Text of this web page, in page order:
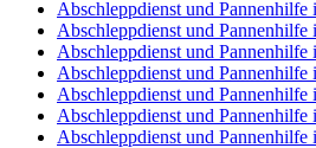
Abschleppdienst und
Abschleppdienst und Pannenhilfe
Abschleppdienst und Pannenhilfe
Abschleppdienst und Pannenhilfe
Abschleppdienst und
Abschleppdienst und Pannenhilfe
Abschleppdienst und Pannenhilfe